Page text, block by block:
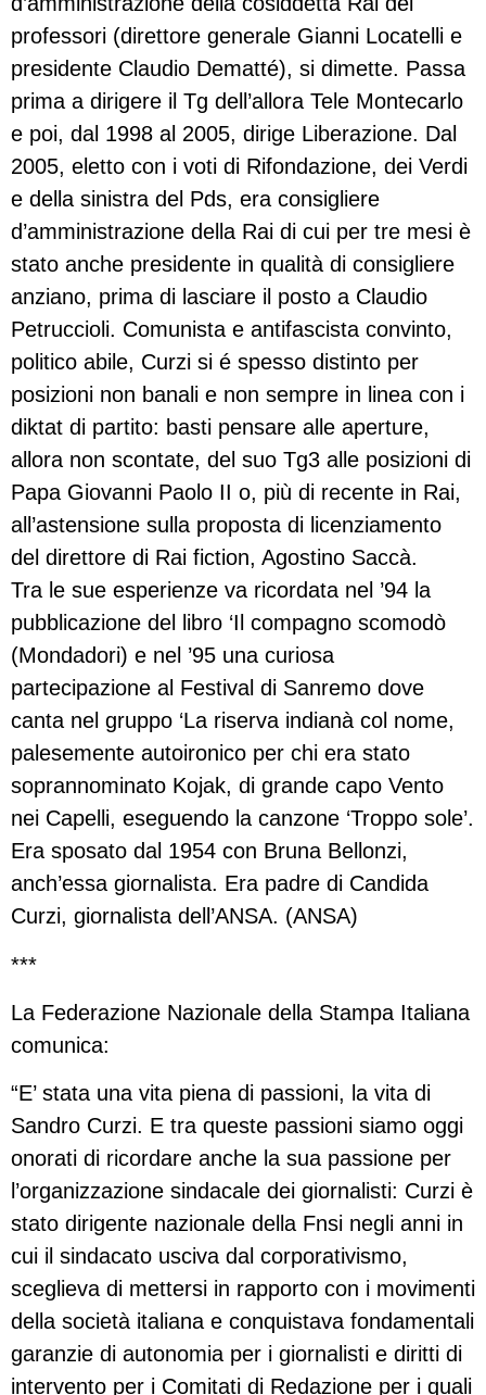
professori (direttore generale Gianni Locatelli e
presidente Claudio Dematté), si dimette. Passa
prima a dirigere il Tg dell’allora Tele Montecarlo
e poi, dal 1998 al 2005, dirige Liberazione. Dal
2005, eletto con i voti di Rifondazione, dei Verdi
e della sinistra del Pds, era consigliere
d’amministrazione della Rai di cui per tre mesi è
stato anche presidente in qualità di consigliere
anziano, prima di lasciare il posto a Claudio
Petruccioli. Comunista e antifascista convinto,
politico abile, Curzi si é spesso distinto per
posizioni non banali e non sempre in linea con i
diktat di partito: basti pensare alle aperture,
allora non scontate, del suo Tg3 alle posizioni di
Papa Giovanni Paolo II o, più di recente in Rai,
all’astensione sulla proposta di licenziamento
del direttore di Rai fiction, Agostino Saccà.
Tra le sue esperienze va ricordata nel ’94 la
pubblicazione del libro ‘Il compagno scomodò
(Mondadori) e nel ’95 una curiosa
partecipazione al Festival di Sanremo dove
canta nel gruppo ‘La riserva indianà col nome,
palesemente autoironico per chi era stato
soprannominato Kojak, di grande capo Vento
nei Capelli, eseguendo la canzone ‘Troppo sole’.
Era sposato dal 1954 con Bruna Bellonzi,
anch’essa giornalista. Era padre di Candida
Curzi, giornalista dell’ANSA. (ANSA)
***
La Federazione Nazionale della Stampa Italiana
comunica:
“E’ stata una vita piena di passioni, la vita di
Sandro Curzi. E tra queste passioni siamo oggi
onorati di ricordare anche la sua passione per
l’organizzazione sindacale dei giornalisti: Curzi è
stato dirigente nazionale della Fnsi negli anni in
cui il sindacato usciva dal corporativismo,
sceglieva di mettersi in rapporto con i movimenti
della società italiana e conquistava fondamentali
garanzie di autonomia per i giornalisti e diritti di
intervento per i Comitati di Redazione per i quali